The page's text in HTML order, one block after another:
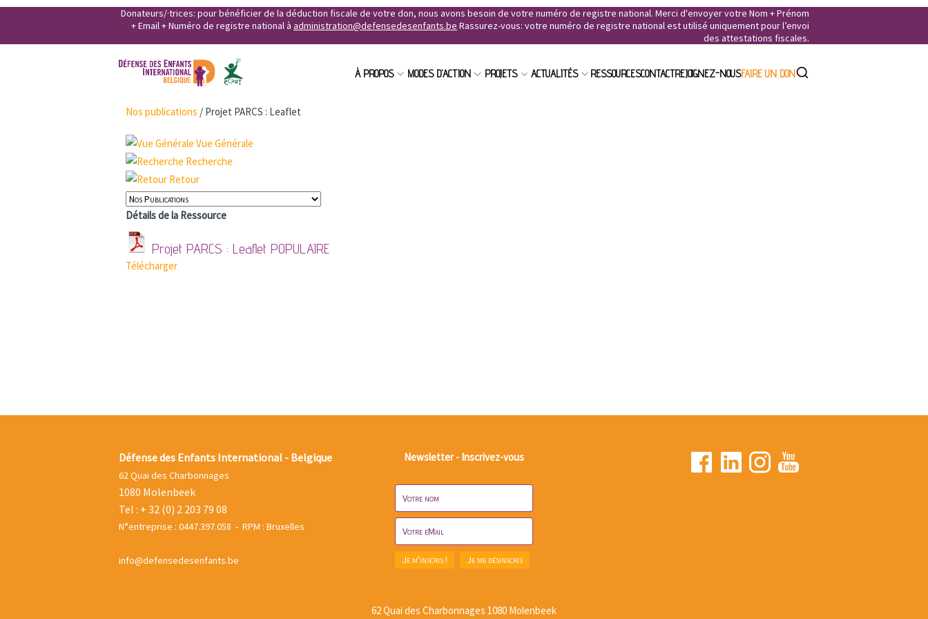
Donateurs/·trices: pour bénéficier de la déduction fiscale de votre don, nous avons besoin de votre numéro de registre national. Merci d'envoyer votre Nom + Prénom
+ Email + Numéro de registre national à administration@defensedesenfants.be Rassurez-vous: votre numéro de registre national est utilisé uniquement pour l’envoi
des attestations fiscales.
À PROPOS MODES D'ACTION PROJETS ACTUALITÉS RESSOURCESCONTACTREJOIGNEZ-NOUSFAIRE UN DON
Nos publications / Projet PARCS : Leaflet
Vue Générale
Recherche
Retour
Détails de la Ressource
Projet PARCS : Leaflet POPULAIRE
Télécharger
Défense des Enfants International - Belgique
62 Quai des Charbonnages
1080 Molenbeek
Tel : + 32 (0) 2 203 79 08
N°entreprise : 0447.397.058 - RPM : Bruxelles
info@defensedesenfants.be
Newsletter - Inscrivez-vous
62 Quai des Charbonnages 1080 Molenbeek